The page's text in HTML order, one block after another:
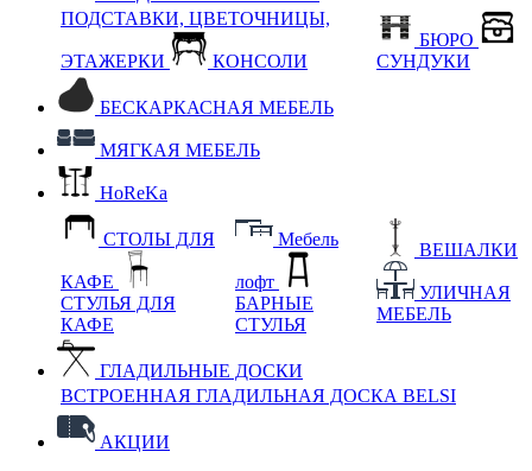
ПОДСТАВКИ, ЦВЕТОЧНИЦЫ,
ЭТАЖЕРКИ КОНСОЛИ
БЮРО
СУНДУКИ
БЕСКАРКАСНАЯ МЕБЕЛЬ
МЯГКАЯ МЕБЕЛЬ
HoReKa
СТОЛЫ ДЛЯ
КАФЕ
СТУЛЬЯ ДЛЯ
КАФЕ
Мебель
лофт
БАРНЫЕ
СТУЛЬЯ
ВЕШАЛКИ
УЛИЧНАЯ
МЕБЕЛЬ
ГЛАДИЛЬНЫЕ ДОСКИ
ВСТРОЕННАЯ ГЛАДИЛЬНАЯ ДОСКА BELSI
АКЦИИ